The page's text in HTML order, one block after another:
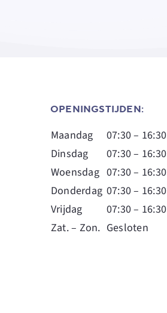
OPENINGSTIJDEN:
Maandag
07:30 – 16:30
Dinsdag
07:30 – 16:30
Woensdag 07:30 – 16:30
Donderdag 07:30 – 16:30
Vrijdag
07:30 – 16:30
Zat. – Zon. Gesloten